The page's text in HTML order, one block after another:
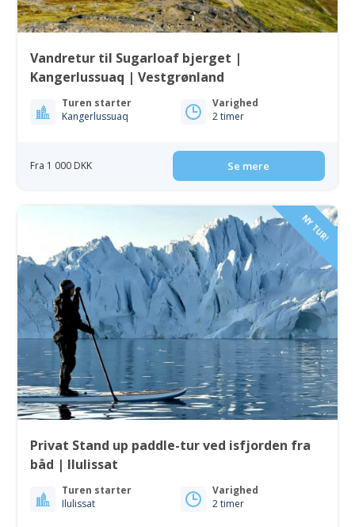
Vandretur til Sugarloaf bjerget |
Kangerlussuaq | Vestgrønland
Turen starter
Kangerlussuaq
Varighed
2 timer
Fra 1 000 DKK Se mere
NY TUR!
Privat Stand up paddle-tur ved isfjorden fra
båd | Ilulissat
Turen starter
Ilulissat
Varighed
2 timer